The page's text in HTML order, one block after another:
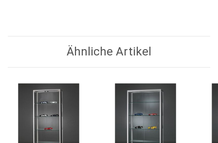
Ähnliche Artikel